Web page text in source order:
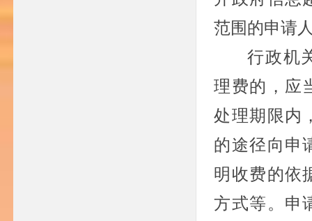
范围的申请
行政机
理费的，应
处理期限内
的途径向申
明收费的依
方式等。申